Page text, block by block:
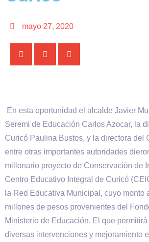
mayo 27, 2020
En esta oportunidad el alcalde Javier
Seremi de Educación Carlos Azocar, la
Curicó Paulina Bustos, y la directora del
entre otras importantes autoridades
millonario proyecto de Conservación de
Centro Educativo Integral de Curicó
la Red Educativa Municipal, cuyo monto
millones de pesos provenientes del
Ministerio de Educación. El que
diversas intervenciones y mejoramiento